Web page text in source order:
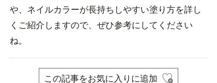
や、ネイルカラーが長持ちしやすい塗り方を詳し
くご紹介しますので、ぜひ参考にしてください
ね。
この記事をお気に入りに追加